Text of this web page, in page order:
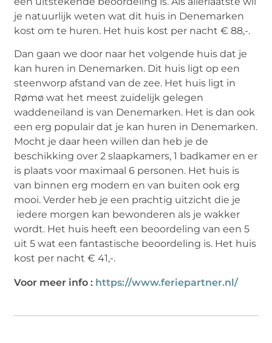
je natuurlijk weten wat dit huis in Denemarken
kost om te huren. Het huis kost per nacht € 88,-.
Dan gaan we door naar het volgende huis dat je
kan huren in Denemarken. Dit huis ligt op een
steenworp afstand van de zee. Het huis ligt in
Rømø wat het meest zuidelijk gelegen
waddeneiland is van Denemarken. Het is dan ook
een erg populair dat je kan huren in Denemarken.
Mocht je daar heen willen dan heb je de
beschikking over 2 slaapkamers, 1 badkamer en er
is plaats voor maximaal 6 personen. Het huis is
van binnen erg modern en van buiten ook erg
mooi. Verder heb je een prachtig uitzicht die je
iedere morgen kan bewonderen als je wakker
wordt. Het huis heeft een beoordeling van een 5
uit 5 wat een fantastische beoordeling is. Het huis
kost per nacht € 41,-.
Voor meer info : https://www.feriepartner.nl/